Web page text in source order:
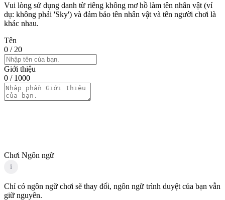
Vui lòng sử dụng danh từ riêng không mơ hồ làm tên nhân vật (ví
dụ: không phải 'Sky') và đảm bảo tên nhân vật và tên người chơi là
khác nhau.
Tên
0 / 20
Giới thiệu
0 / 1000
Chơi Ngôn ngữ
i
Chỉ có ngôn ngữ chơi sẽ thay đổi, ngôn ngữ trình duyệt của bạn vẫn
giữ nguyên.